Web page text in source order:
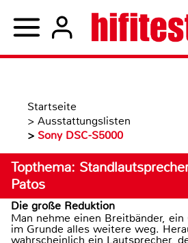
Startseite
> Ausstattungslisten
> Sony DSC-S5000
Topthema:
Patos
Die große Reduktion
Man nehme einen Breitbänder, ein
im Grunde alles weitere weg.
wahrscheinlich ein Lautsprecher,